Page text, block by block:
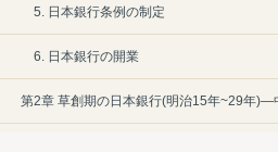
5. 日本銀行条例の制定
6. 日本銀行の開業
第2章 草創期の日本銀行(明治15年~29年